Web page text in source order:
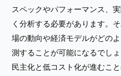
スペックやパフォーマンス、
く分析する必要があります。
場の動向や経済モデルがどの
測することが可能になるでし
民主化と低コスト化が進むこ